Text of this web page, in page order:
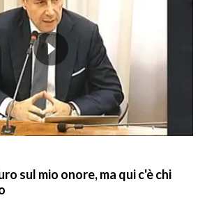
sul mio onore, ma qui c'è chi